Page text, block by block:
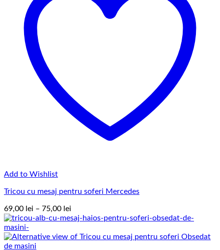
Add to Wishlist
Tricou cu mesaj pentru soferi Mercedes
69,00 lei – 75,00 lei
de
69,00 lei